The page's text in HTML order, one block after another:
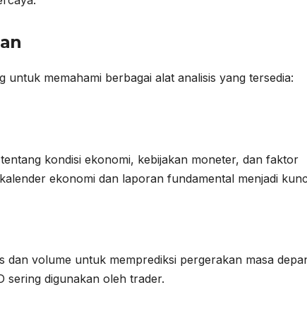
memahami berbagai alat analisis yang tersedia:
kondisi ekonomi, kebijakan moneter, dan faktor
ekonomi dan laporan fundamental menjadi
dan volume untuk memprediksi pergerakan masa
sering digunakan oleh trader.